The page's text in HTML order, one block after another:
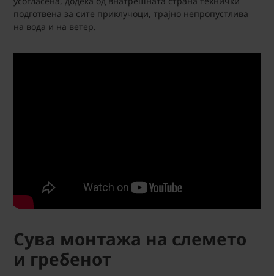
подготвена за сите приклучоци, трајно непропустлива
на вода и на ветер.
Сува монтажа на слемето
и гребенот